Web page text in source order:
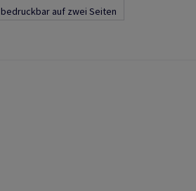
bedruckbar auf zwei Seiten